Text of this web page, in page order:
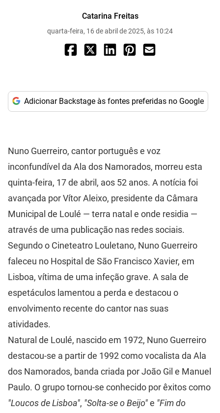
Catarina Freitas
quarta-feira, 16 de abril de 2025, às 10:24
Adicionar Backstage às fontes preferidas no Google
Nuno Guerreiro, cantor português e voz
inconfundível da Ala dos Namorados, morreu esta
quinta-feira, 17 de abril, aos 52 anos. A notícia foi
avançada por Vítor Aleixo, presidente da Câmara
Municipal de Loulé — terra natal e onde residia —
através de uma publicação nas redes sociais.
Segundo o Cineteatro Louletano, Nuno Guerreiro
faleceu no Hospital de São Francisco Xavier, em
Lisboa, vítima de uma infeção grave. A sala de
espetáculos lamentou a perda e destacou o
envolvimento recente do cantor nas suas
atividades.
Natural de Loulé, nascido em 1972, Nuno Guerreiro
destacou-se a partir de 1992 como vocalista da Ala
dos Namorados, banda criada por João Gil e Manuel
Paulo. O grupo tornou-se conhecido por êxitos como
"Loucos de Lisboa", "Solta-se o Beijo"e "Fim do